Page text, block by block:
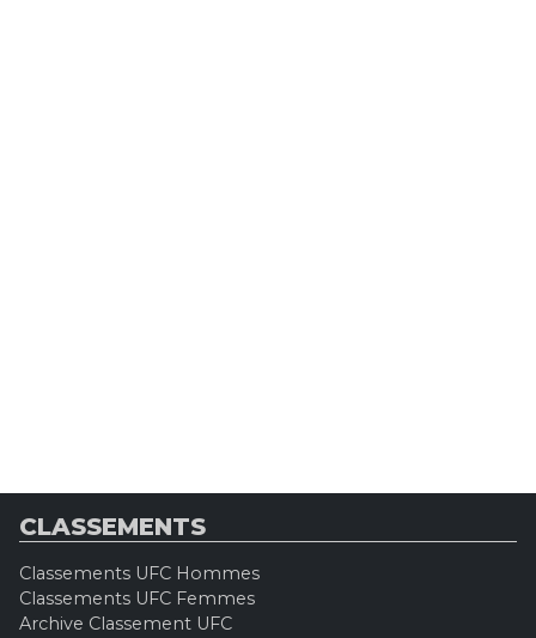
CLASSEMENTS
Classements UFC Hommes
Classements UFC Femmes
Archive Classement UFC